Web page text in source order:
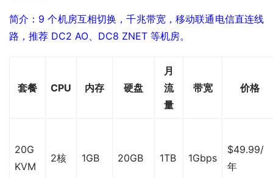
简介：9 个机房互相切换，千兆带宽，移动联通电信直连线
路，推荐 DC2 AO、DC8 ZNET 等机房。
套餐 CPU 内存 硬盘
月
流
量
带宽 价格
20G
KVM
2核 1GB 20GB 1TB 1Gbps
$49.99/
年